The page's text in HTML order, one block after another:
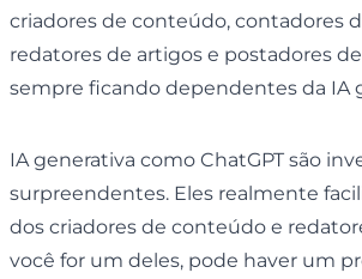
criadores de conteúdo, contadores
redatores de artigos e postadores
sempre ficando dependentes da IA
IA generativa como ChatGPT são
surpreendentes. Eles realmente
dos criadores de conteúdo e
você for um deles, pode haver um